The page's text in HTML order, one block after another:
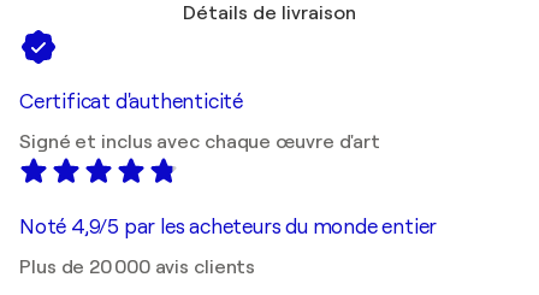
Détails de livraison
Certificat d'authenticité
Signé et inclus avec chaque œuvre d'art
Noté 4,9/5 par les acheteurs du monde entier
Plus de 20 000 avis clients